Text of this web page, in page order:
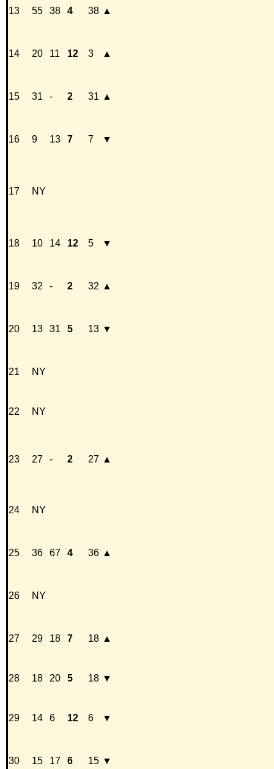
13 55 38 4 38 ▲
14 20 11 12 3 ▲
15 31 - 2 31 ▲
16 9 13 7 7 ▼
17 NY
18 10 14 12 5 ▼
19 32 - 2 32 ▲
20 13 31 5 13 ▼
21 NY
22 NY
23 27 - 2 27 ▲
24 NY
25 36 67 4 36 ▲
26 NY
27 29 18 7 18 ▲
28 18 20 5 18 ▼
29 14 6 12 6 ▼
30 15 17 6 15 ▼